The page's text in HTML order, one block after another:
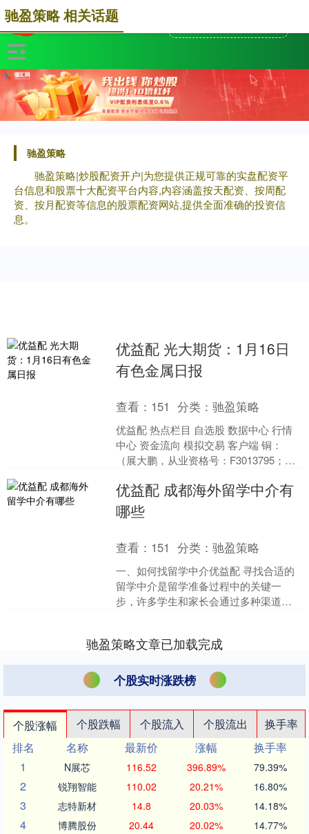
驰盈策略
驰盈策略|炒股配资开户|为您提供正规可靠的实盘配资平
台信息和股票十大配资平台内容,内容涵盖按天配资、按周配
资、按月配资等信息的股票配资网站,提供全面准确的投资信
息。
驰盈策略 相关话题
优益配 光大期货：1月16日
有色金属日报
查看： 151 分类：驰盈策略
优益配 热点栏目 自选股 数据中心 行情
中心 资金流向 模拟交易 客户端 铜：
（展大鹏，从业资格号：F3013795；交
优益配 成都海外留学中介有
哪些
查看： 151 分类：驰盈策略
一、如何找留学中介优益配 寻找合适的
留学中介是留学准备过程中的关键一
步，许多学生和家长会通过多种渠道来
驰盈策略文章已加载完成
个股实时涨跌榜
个股涨幅 个股跌幅 个股流入 个股流出
换手率
排名
名称 最新价 涨幅
换手率
1
N展芯 116.52 396.89% 79.39%
2 锐翔智能 110.02 20.21% 16.80%
3 志特新材 14.8 20.03% 14.18%
4 博腾股份 20.44 20.02% 14.77%